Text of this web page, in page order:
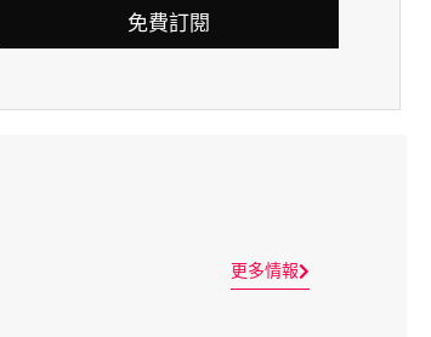
免費訂閱
更多情報